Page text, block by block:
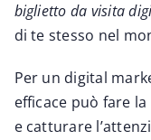
biglietto da visita
di te stesso nel
Per un digital
efficace può fare
e catturare